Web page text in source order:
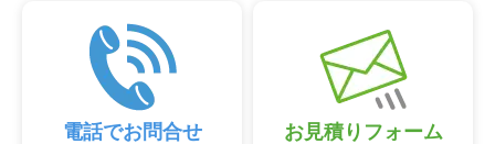
電話でお問合せ お見積りフォーム